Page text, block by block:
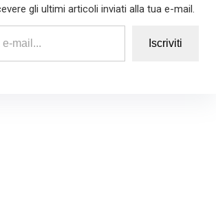
gli ultimi articoli inviati alla tua e-mail.
Iscriviti